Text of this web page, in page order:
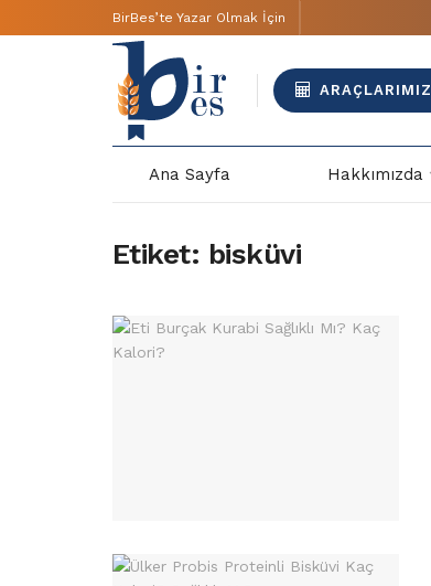
BirBes’te Yazar Olmak İçin
ARAÇLARIMIZ
Ana Sayfa Hakkımızda
Etiket: bisküvi